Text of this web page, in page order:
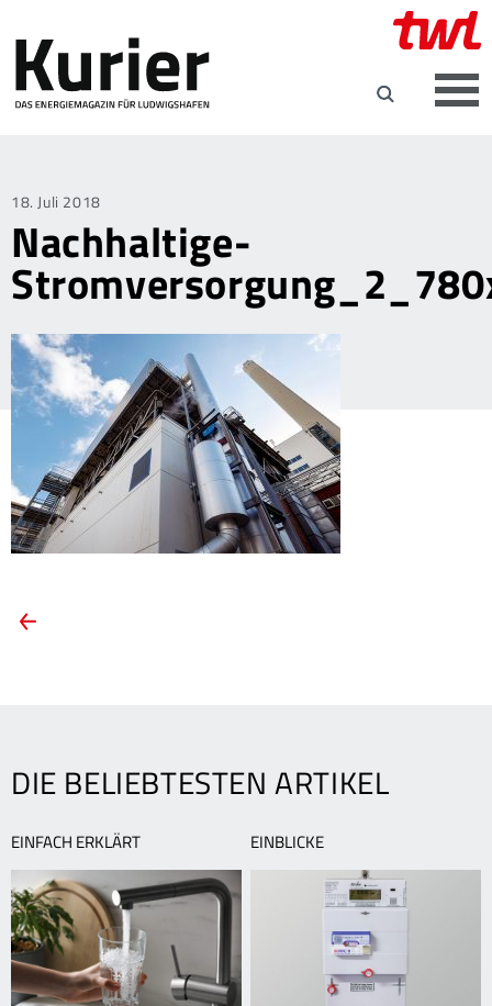
Posted
on
18. Juli 2018
Nachhaltige-
ARTIKEL-
DIE BELIEBTESTEN ARTIKEL
EINFACH ERKLÄRT EINBLICKE